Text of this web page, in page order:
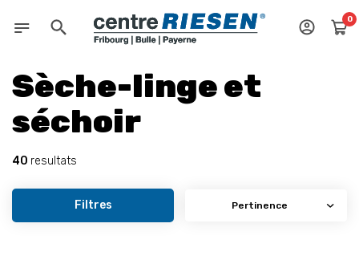
0
Sèche-linge et
séchoir
40 resultats
Filtres